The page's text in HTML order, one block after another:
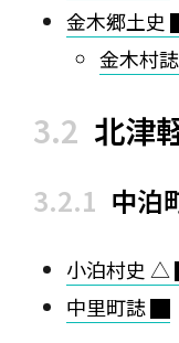
金木郷土史
金木村
北津
中泊
小泊村史 △
中里町誌